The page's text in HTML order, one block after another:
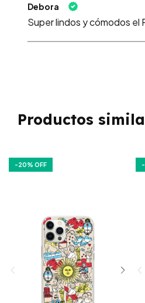
Debora
Super lindos y cómodos el
Productos
-20% OFF -